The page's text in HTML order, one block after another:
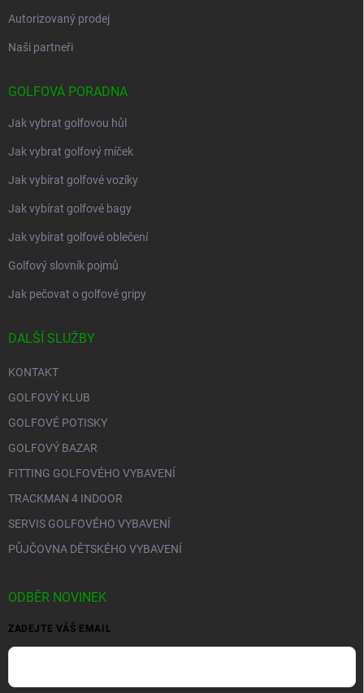
Autorizovaný prodej
Naši partneři
GOLFOVÁ PORADNA
Jak vybrat golfovou hůl
Jak vybrat golfový míček
Jak vybírat golfové vozíky
Jak vybírat golfové bagy
Jak vybírat golfové oblečení
Golfový slovník pojmů
Jak pečovat o golfové gripy
DALŠÍ SLUŽBY
KONTAKT
GOLFOVÝ KLUB
GOLFOVÉ POTISKY
GOLFOVÝ BAZAR
FITTING GOLFOVÉHO VYBAVENÍ
TRACKMAN 4 INDOOR
SERVIS GOLFOVÉHO VYBAVENÍ
PŮJČOVNA DĚTSKÉHO VYBAVENÍ
ODBĚR NOVINEK
ZADEJTE VÁŠ EMAIL